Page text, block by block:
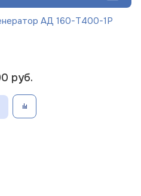
АД 160-Т400-1Р
руб.